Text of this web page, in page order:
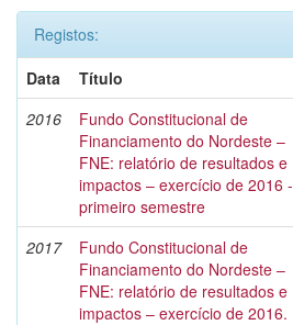
Registos:
Data
Título
2016
Fundo Constitucional de
Financiamento do Nordeste –
FNE: relatório de resultados e
impactos – exercício de 2016 -
primeiro semestre
2017
Fundo Constitucional de
Financiamento do Nordeste –
FNE: relatório de resultados e
impactos – exercício de 2016.